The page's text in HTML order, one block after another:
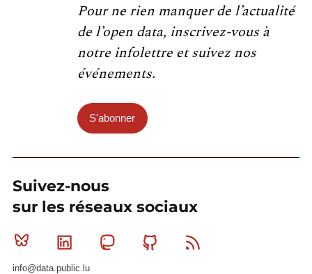
Pour ne rien manquer de l’actualité
de l’open data, inscrivez-vous à
notre infolettre et suivez nos
événements.
S'abonner
Suivez-nous
sur les réseaux sociaux
Bluesky Linkedin MastodonGithub
info@data.public.lu